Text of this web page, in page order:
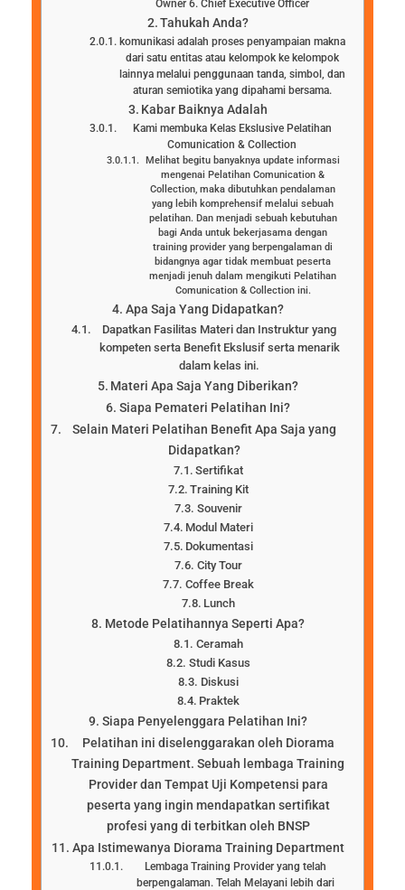
Owner 6. Chief Executive Officer
Tahukah Anda?
komunikasi adalah proses penyampaian makna
dari satu entitas atau kelompok ke kelompok
lainnya melalui penggunaan tanda, simbol, dan
aturan semiotika yang dipahami bersama.
Kabar Baiknya Adalah
Kami membuka Kelas Ekslusive Pelatihan
Comunication & Collection
Melihat begitu banyaknya update informasi
mengenai Pelatihan Comunication &
Collection, maka dibutuhkan pendalaman
yang lebih komprehensif melalui sebuah
pelatihan. Dan menjadi sebuah kebutuhan
bagi Anda untuk bekerjasama dengan
training provider yang berpengalaman di
bidangnya agar tidak membuat peserta
menjadi jenuh dalam mengikuti Pelatihan
Comunication & Collection ini.
Apa Saja Yang Didapatkan?
Dapatkan Fasilitas Materi dan Instruktur yang
kompeten serta Benefit Ekslusif serta menarik
dalam kelas ini.
Materi Apa Saja Yang Diberikan?
Siapa Pemateri Pelatihan Ini?
Selain Materi Pelatihan Benefit Apa Saja yang
Didapatkan?
Sertifikat
Training Kit
Souvenir
Modul Materi
Dokumentasi
City Tour
Coffee Break
Lunch
Metode Pelatihannya Seperti Apa?
Ceramah
Studi Kasus
Diskusi
Praktek
Siapa Penyelenggara Pelatihan Ini?
Pelatihan ini diselenggarakan oleh Diorama
Training Department. Sebuah lembaga Training
Provider dan Tempat Uji Kompetensi para
peserta yang ingin mendapatkan sertifikat
profesi yang di terbitkan oleh BNSP
Apa Istimewanya Diorama Training Department
Lembaga Training Provider yang telah
berpengalaman. Telah Melayani lebih dari